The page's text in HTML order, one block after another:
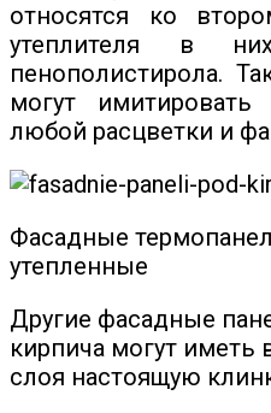
относятся ко
утеплителя в
пенополистирола.
могут
любой расцветки и
Фасадные
утепленные
Другие фасадные
кирпича могут иметь
слоя настоящую